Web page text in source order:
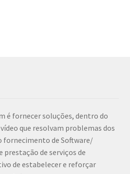
é fornecer soluções, dentro do
que resolvam problemas dos
fornecimento de Software/
prestação de serviços de
de estabelecer e reforçar